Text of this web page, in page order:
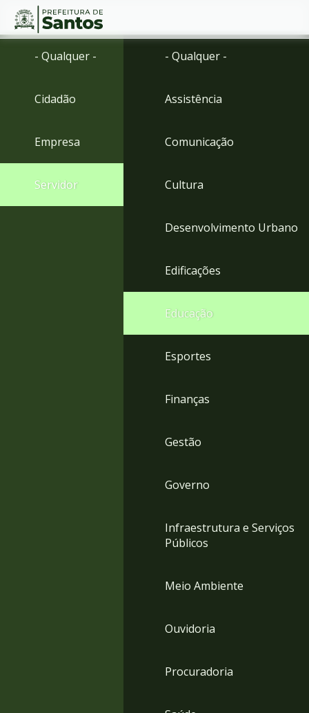
Ir
menu
para
Conteúdo
- Qualquer -
Cidadão
Empresa
Servidor
- Qualquer -
Assistência
Comunicação
Cultura
Desenvolvimento Urbano
Edificações
Educação
Esportes
Finanças
Gestão
Governo
Infraestrutura e Serviços
Públicos
Meio Ambiente
Ouvidoria
Procuradoria